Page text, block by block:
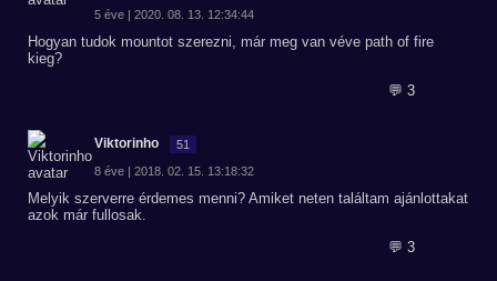
5 éve | 2020. 08. 13. 12:34:44
Hogyan tudok mountot szerezni, már meg van véve path of fire
kieg?
💬 3
Viktorinho 51
8 éve | 2018. 02. 15. 13:18:32
Melyik szerverre érdemes menni? Amiket neten találtam ajánlottakat
azok már fullosak.
💬 3